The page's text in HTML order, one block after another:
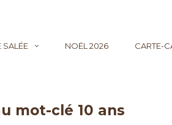
SALÉE NOËL 2026 CARTE-
mot-clé 10 ans